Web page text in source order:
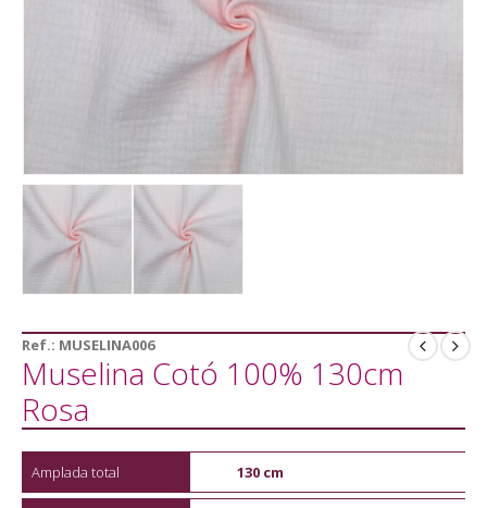
Ref.: MUSELINA006
Muselina Cotó 100% 130cm
Rosa
Amplada total 130 cm